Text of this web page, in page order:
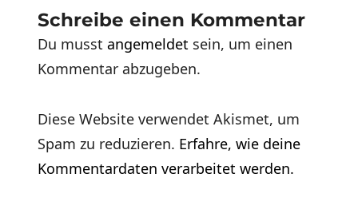
Schreibe einen Kommentar
Du musstangemeldet sein, um einen
Kommentar abzugeben.
Diese Website verwendet Akismet, um
Spam zu reduzieren. Erfahre, wie deine
Kommentardaten verarbeitet werden.